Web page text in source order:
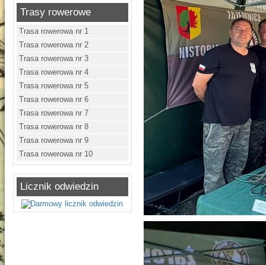
Trasy rowerowe
Trasa rowerowa nr 1
Trasa rowerowa nr 2
Trasa rowerowa nr 3
Trasa rowerowa nr 4
Trasa rowerowa nr 5
Trasa rowerowa nr 6
Trasa rowerowa nr 7
Trasa rowerowa nr 8
Trasa rowerowa nr 9
Trasa rowerowa nr 10
Licznik odwiedzin